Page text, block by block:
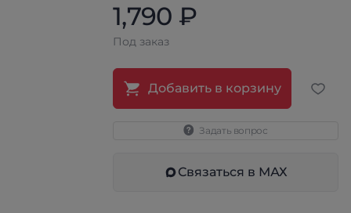
1,790 ₽
Под заказ
Добавить в корзину
Задать вопрос
Связаться в МАХ